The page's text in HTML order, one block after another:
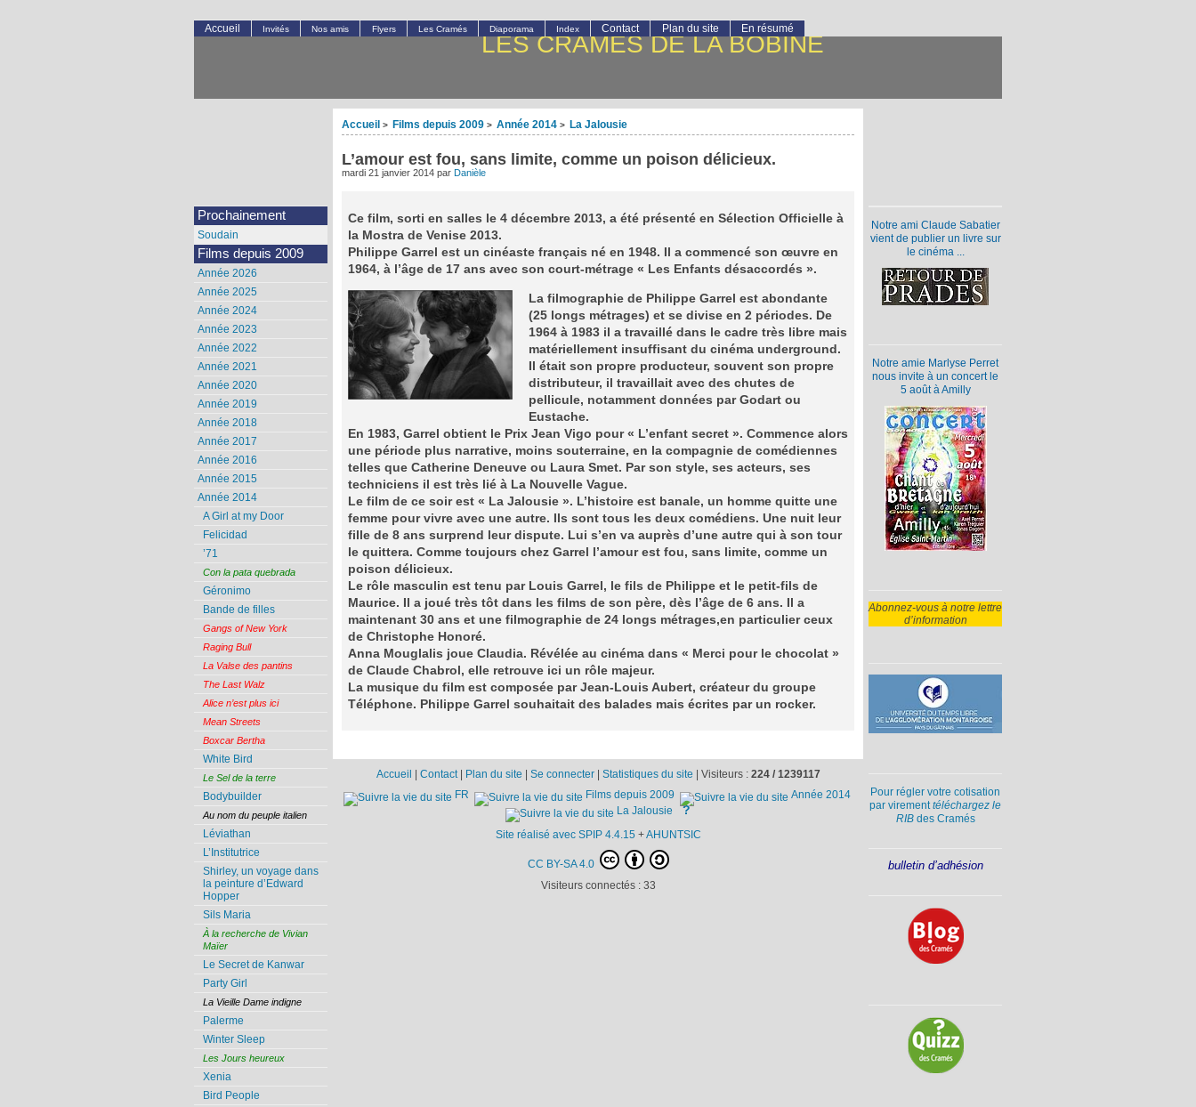
LES CRAMÉS DE LA BOBINE
Accueil > Films depuis 2009 > Année 2014 > La Jalousie
L’amour est fou, sans limite, comme un poison délicieux.
mardi 21 janvier 2014 par Danièle
Ce film, sorti en salles le 4 décembre 2013, a été présenté en Sélection Officielle à
la Mostra de Venise 2013.
Philippe Garrel est un cinéaste français né en 1948. Il a commencé son œuvre en
1964, à l’âge de 17 ans avec son court-métrage « Les Enfants désaccordés ».
La filmographie de Philippe Garrel est abondante
(25 longs métrages) et se divise en 2 périodes. De
1964 à 1983 il a travaillé dans le cadre très libre mais
matériellement insuffisant du cinéma underground.
Il était son propre producteur, souvent son propre
distributeur, il travaillait avec des chutes de
pellicule, notamment données par Godart ou
Eustache.
En 1983, Garrel obtient le Prix Jean Vigo pour « L’enfant secret ». Commence alors
une période plus narrative, moins souterraine, en la compagnie de comédiennes
telles que Catherine Deneuve ou Laura Smet. Par son style, ses acteurs, ses
techniciens il est très lié à La Nouvelle Vague.
Le film de ce soir est « La Jalousie ». L’histoire est banale, un homme quitte une
femme pour vivre avec une autre. Ils sont tous les deux comédiens. Une nuit leur
fille de 8 ans surprend leur dispute. Lui s’en va auprès d’une autre qui à son tour
le quittera. Comme toujours chez Garrel l’amour est fou, sans limite, comme un
poison délicieux.
Le rôle masculin est tenu par Louis Garrel, le fils de Philippe et le petit-fils de
Maurice. Il a joué très tôt dans les films de son père, dès l’âge de 6 ans. Il a
maintenant 30 ans et une filmographie de 24 longs métrages,en particulier ceux
de Christophe Honoré.
Anna Mouglalis joue Claudia. Révélée au cinéma dans « Merci pour le chocolat »
de Claude Chabrol, elle retrouve ici un rôle majeur.
La musique du film est composée par Jean-Louis Aubert, créateur du groupe
Téléphone. Philippe Garrel souhaitait des balades mais écrites par un rocker.
Notre ami Claude Sabatier
vient de publier un livre sur
le cinéma ...
Notre amie Marlyse Perret
nous invite à un concert le
5 août à Amilly
Abonnez-vous à notre lettre
d’information
Pour régler votre cotisation
par virementtéléchargez le
RIBdes Cramés
bulletin d’adhésion
Accueil Invités Nos amis Flyers Les Cramés Diaporama Index Contact Plan du site En résumé
Prochainement
Soudain
Films depuis 2009
Année 2026
Année 2025
Année 2024
Année 2023
Année 2022
Année 2021
Année 2020
Année 2019
Année 2018
Année 2017
Année 2016
Année 2015
Année 2014
A Girl at my Door
Felicidad
’71
Con la pata quebrada
Géronimo
Bande de filles
Gangs of New York
Raging Bull
La Valse des pantins
The Last Walz
Alice n’est plus ici
Mean Streets
Boxcar Bertha
White Bird
Le Sel de la terre
Bodybuilder
Au nom du peuple italien
Léviathan
L’Institutrice
Shirley, un voyage dans
la peinture d’Edward
Hopper
Sils Maria
À la recherche de Vivian
Maïer
Le Secret de Kanwar
Party Girl
La Vieille Dame indigne
Palerme
Winter Sleep
Les Jours heureux
Xenia
Bird People
Accueil | Contact| Plan du site | Se connecter| Statistiques du site | Visiteurs : 224 / 1239117
FR
Films depuis 2009
Année 2014
La Jalousie
?
Site réalisé avec SPIP 4.4.15 +AHUNTSIC
CC BY-SA 4.0
Visiteurs connectés : 33